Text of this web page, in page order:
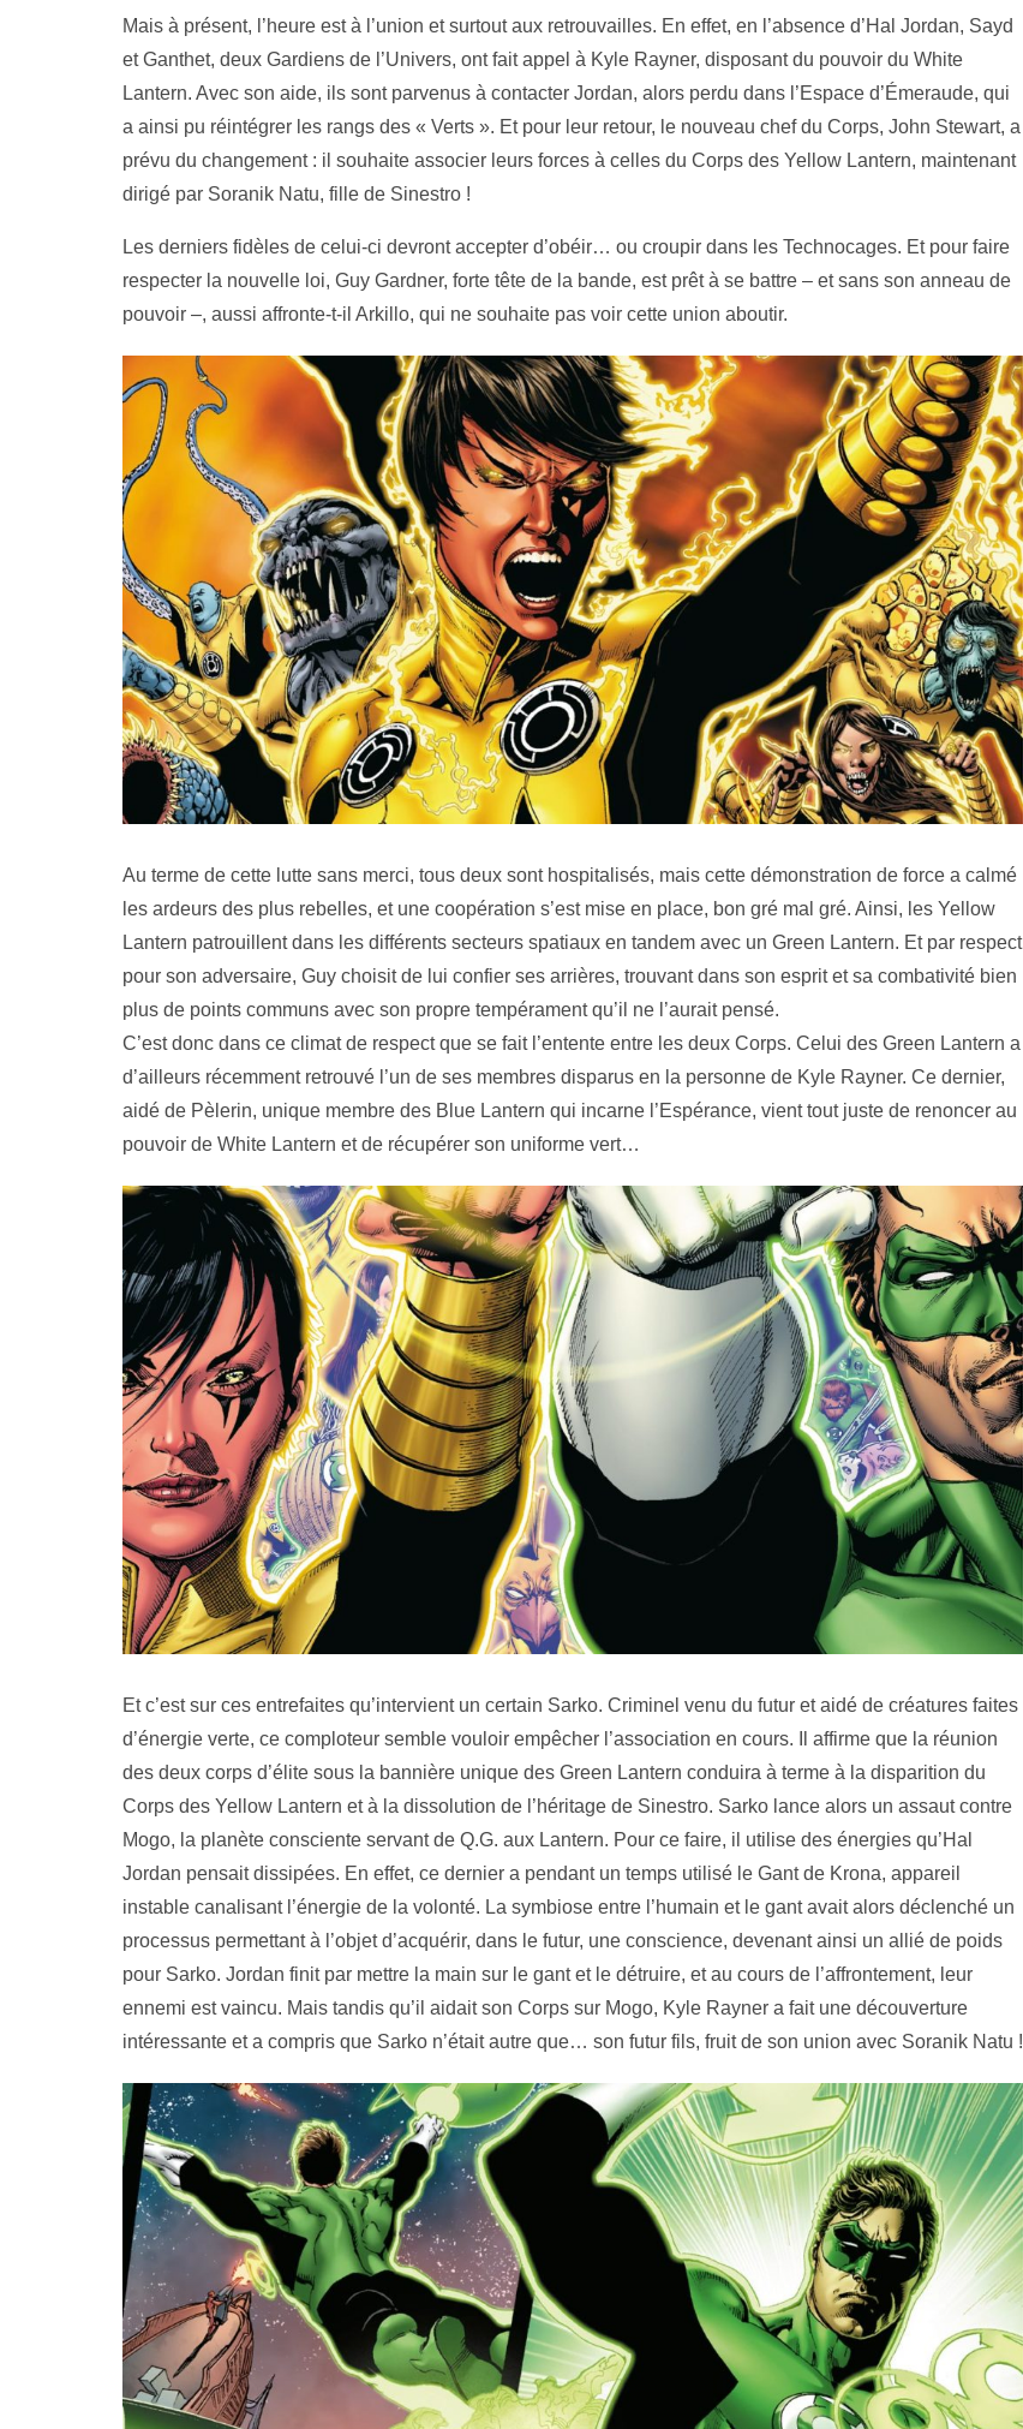
Mais à présent, l’heure est à l’union et surtout aux retrouvailles. En effet, en l’absence d’Hal Jordan, Sayd
et Ganthet, deux Gardiens de l’Univers, ont fait appel à Kyle Rayner, disposant du pouvoir du White
Lantern. Avec son aide, ils sont parvenus à contacter Jordan, alors perdu dans l’Espace d’Émeraude, qui
a ainsi pu réintégrer les rangs des « Verts ». Et pour leur retour, le nouveau chef du Corps, John Stewart, a
prévu du changement : il souhaite associer leurs forces à celles du Corps des Yellow Lantern, maintenant
dirigé par Soranik Natu, fille de Sinestro !
Les derniers fidèles de celui-ci devront accepter d’obéir… ou croupir dans les Technocages. Et pour faire
respecter la nouvelle loi, Guy Gardner, forte tête de la bande, est prêt à se battre – et sans son anneau de
pouvoir –, aussi affronte-t-il Arkillo, qui ne souhaite pas voir cette union aboutir.
Au terme de cette lutte sans merci, tous deux sont hospitalisés, mais cette démonstration de force a calmé
les ardeurs des plus rebelles, et une coopération s’est mise en place, bon gré mal gré. Ainsi, les Yellow
Lantern patrouillent dans les différents secteurs spatiaux en tandem avec un Green Lantern. Et par respect
pour son adversaire, Guy choisit de lui confier ses arrières, trouvant dans son esprit et sa combativité bien
plus de points communs avec son propre tempérament qu’il ne l’aurait pensé.
C’est donc dans ce climat de respect que se fait l’entente entre les deux Corps. Celui des Green Lantern a
d’ailleurs récemment retrouvé l’un de ses membres disparus en la personne de Kyle Rayner. Ce dernier,
aidé de Pèlerin, unique membre des Blue Lantern qui incarne l’Espérance, vient tout juste de renoncer au
pouvoir de White Lantern et de récupérer son uniforme vert…
Et c’est sur ces entrefaites qu’intervient un certain Sarko. Criminel venu du futur et aidé de créatures faites
d’énergie verte, ce comploteur semble vouloir empêcher l’association en cours. Il affirme que la réunion
des deux corps d’élite sous la bannière unique des Green Lantern conduira à terme à la disparition du
Corps des Yellow Lantern et à la dissolution de l’héritage de Sinestro. Sarko lance alors un assaut contre
Mogo, la planète consciente servant de Q.G. aux Lantern. Pour ce faire, il utilise des énergies qu’Hal
Jordan pensait dissipées. En effet, ce dernier a pendant un temps utilisé le Gant de Krona, appareil
instable canalisant l’énergie de la volonté. La symbiose entre l’humain et le gant avait alors déclenché un
processus permettant à l’objet d’acquérir, dans le futur, une conscience, devenant ainsi un allié de poids
pour Sarko. Jordan finit par mettre la main sur le gant et le détruire, et au cours de l’affrontement, leur
ennemi est vaincu. Mais tandis qu’il aidait son Corps sur Mogo, Kyle Rayner a fait une découverture
intéressante et a compris que Sarko n’était autre que… son futur fils, fruit de son union avec Soranik Natu !